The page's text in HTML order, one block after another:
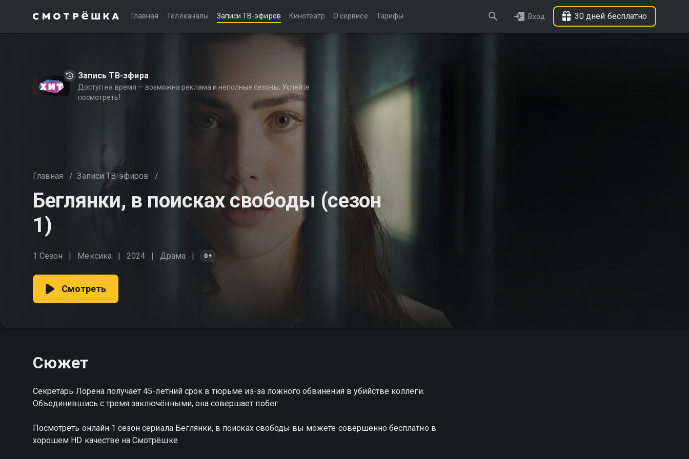
Главная Телеканалы Записи ТВ-эфиров Кинотеатр О сервисе Тарифы Вход 30 дней бесплатно
Запись ТВ-эфира
Доступ на время — возможна реклама и неполные сезоны. Успейте
посмотреть!
Главная / Записи ТВ-эфиров /
Беглянки, в поисках свободы (сезон
1)
1 Сезон Мексика 2024 Драма 0+
Смотреть
Сюжет
Секретарь Лорена получает 45-летний срок в тюрьме из-за ложного обвинения в убийстве коллеги.
Объединившись с тремя заключёнными, она совершает побег
Посмотреть онлайн 1 сезон сериала Беглянки, в поисках свободы вы можете совершенно бесплатно в
хорошем HD качестве на Смотрёшке